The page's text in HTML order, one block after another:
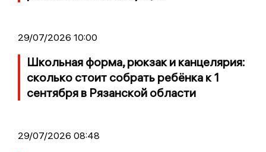
29/07/2026 10:00
Школьная форма, рюкзак и канцелярия:
сколько стоит собрать ребёнка к 1
сентября в Рязанской области
29/07/2026 08:48